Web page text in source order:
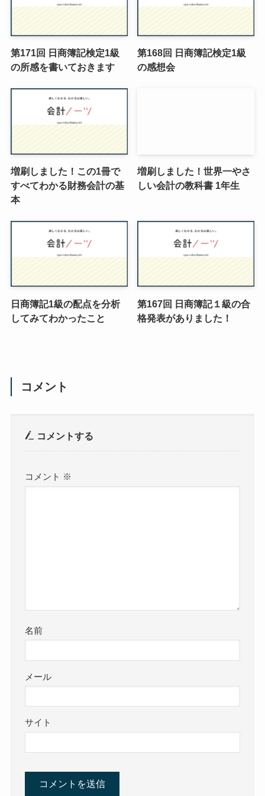
第171回 日商簿記検定1級
の所感を書いておきます
第168回 日商簿記検定1級
の感想会
増刷しました！この1冊で
すべてわかる財務会計の基
本
増刷しました！世界一やさ
しい会計の教科書 1年生
日商簿記1級の配点を分析
してみてわかったこと
第167回 日商簿記１級の合
格発表がありました！
コメント
コメントする
コメント ※
名前
メール
サイト